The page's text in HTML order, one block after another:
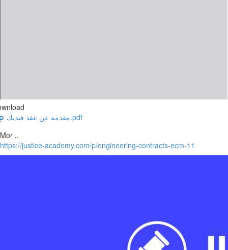
مقدمة عن عقد فيديك.pdf
Mor ..
https://justice-academy.com/p/engineering-contracts-ecm-11